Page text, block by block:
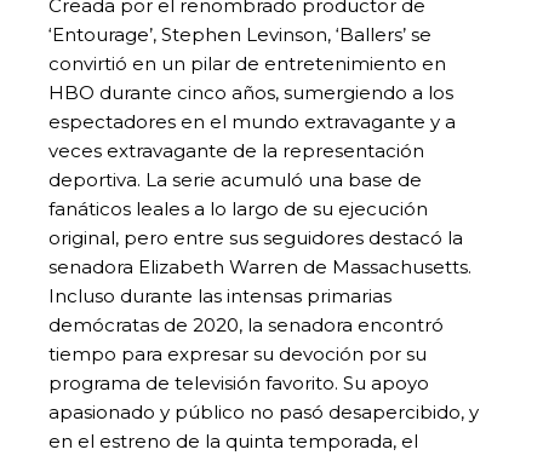
Creada por el renombrado productor de
‘Entourage’, Stephen Levinson, ‘Ballers’ se
convirtió en un pilar de entretenimiento en
HBO durante cinco años, sumergiendo a los
espectadores en el mundo extravagante y a
veces extravagante de la representación
deportiva. La serie acumuló una base de
fanáticos leales a lo largo de su ejecución
original, pero entre sus seguidores destacó la
senadora Elizabeth Warren de Massachusetts.
Incluso durante las intensas primarias
demócratas de 2020, la senadora encontró
tiempo para expresar su devoción por su
programa de televisión favorito. Su apoyo
apasionado y público no pasó desapercibido, y
en el estreno de la quinta temporada, el